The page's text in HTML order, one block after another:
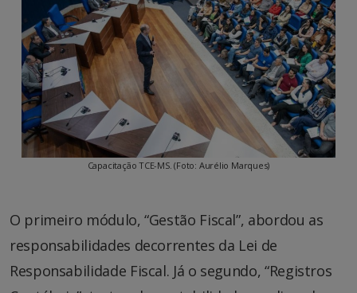
Capacitação TCE-MS. (Foto: Aurélio Marques)
O primeiro módulo, “Gestão Fiscal”, abordou as
responsabilidades decorrentes da Lei de
Responsabilidade Fiscal. Já o segundo, “Registros